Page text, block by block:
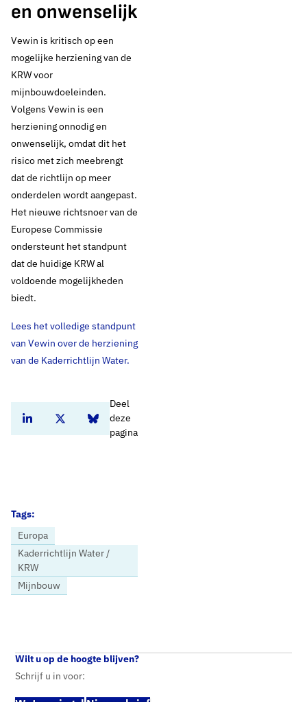
Home Nieuws
en onwenselijk
Vewin is kritisch op een
mogelijke herziening van de
KRW voor
mijnbouwdoeleinden.
Volgens Vewin is een
herziening onnodig en
onwenselijk, omdat dit het
risico met zich meebrengt
dat de richtlijn op meer
onderdelen wordt aangepast.
Het nieuwe richtsnoer van de
Europese Commissie
ondersteunt het standpunt
dat de huidige KRW al
voldoende mogelijkheden
biedt.
Lees het volledige standpunt
van Vewin over de herziening
van de Kaderrichtlijn Water.
Deel
deze
pagina
Deel dit artikel op Linkedin
Deel dit artikel op Twitter
Deel dit artikel op Bluesky
Tags:
Europa
Kaderrichtlijn Water /
KRW
Mijnbouw
Wilt u op de hoogte blijven?
Schrijf u in voor: